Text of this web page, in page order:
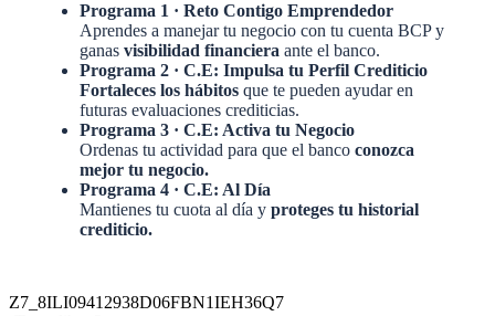
Programa 1 · Reto Contigo Emprendedor
Aprendes a manejar tu negocio con tu cuenta BCP y
ganas visibilidad financiera ante el banco.
Programa 2 · C.E: Impulsa tu Perfil Crediticio
Fortaleces los hábitos que te pueden ayudar en
futuras evaluaciones crediticias.
Programa 3 · C.E: Activa tu Negocio
Ordenas tu actividad para que el banco conozca
mejor tu negocio.
Programa 4 · C.E: Al Día
Mantienes tu cuota al día y proteges tu historial
crediticio.
Z7_8ILI09412938D06FBN1IEH36Q7